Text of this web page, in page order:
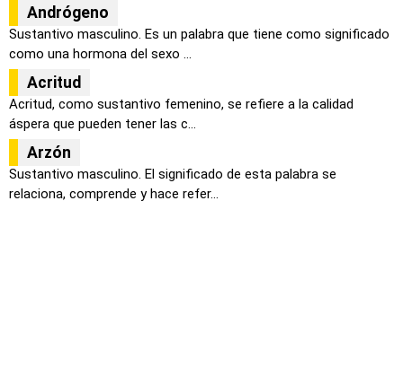
Andrógeno
Sustantivo masculino. Es un palabra que tiene como significado
como una hormona del sexo ...
Acritud
Acritud, como sustantivo femenino, se refiere a la calidad
áspera que pueden tener las c...
Arzón
Sustantivo masculino. El significado de esta palabra se
relaciona, comprende y hace refer...